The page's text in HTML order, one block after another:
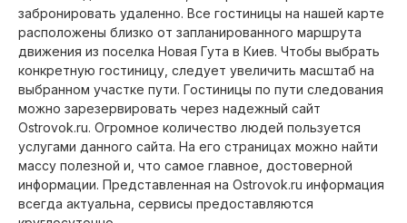
забронировать удаленно. Все гостиницы на нашей карте
расположены близко от запланированного маршрута
движения из поселка Новая Гута в Киев. Чтобы выбрать
конкретную гостиницу, следует увеличить масштаб на
выбранном участке пути. Гостиницы по пути следования
можно зарезервировать через надежный сайт
Ostrovok.ru. Огромное количество людей пользуется
услугами данного сайта. На его страницах можно найти
массу полезной и, что самое главное, достоверной
информации. Представленная на Ostrovok.ru информация
всегда актуальна, сервисы предоставляются